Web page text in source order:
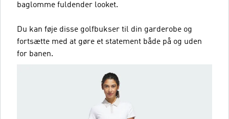
baglomme fuldender looket.
Du kan føje disse golfbukser til din garderobe og
fortsætte med at gøre et statement både på og uden
for banen.